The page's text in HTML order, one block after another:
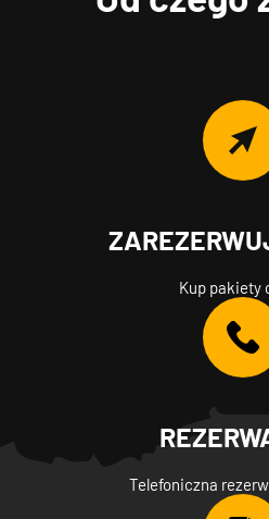
Kup pakiety
Telefoniczna